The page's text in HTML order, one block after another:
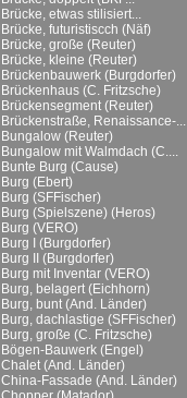
Brücke, etwas stilisiert...
Brücke, futuristiscch (Näf)
Brücke, große (Reuter)
Brücke, kleine (Reuter)
Brückenbauwerk (Burgdorfer)
Brückenhaus (C. Fritzsche)
Brückensegment (Reuter)
Brückenstraße, Renaissance-...
Bungalow (Reuter)
Bungalow mit Walmdach (C....
Bunte Burg (Cause)
Burg (Ebert)
Burg (SFFischer)
Burg (Spielszene) (Heros)
Burg (VERO)
Burg I (Burgdorfer)
Burg II (Burgdorfer)
Burg mit Inventar (VERO)
Burg, belagert (Eichhorn)
Burg, bunt (And. Länder)
Burg, dachlastige (SFFischer)
Burg, große (C. Fritzsche)
Bögen-Bauwerk (Engel)
Chalet (And. Länder)
China-Fassade (And. Länder)